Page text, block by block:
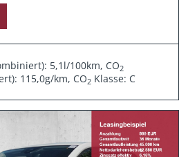
5,1l/100km, CO2
115,0g/km, CO2 Klasse: C